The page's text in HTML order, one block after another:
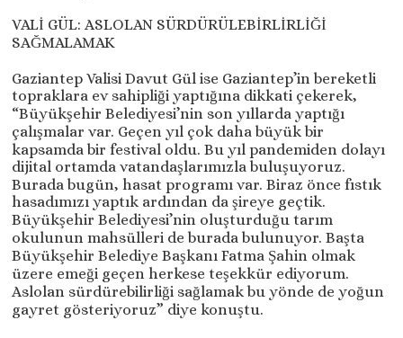
VALİ GÜL: ASLOLAN SÜRDÜRÜLEBİRLİRLİĞİ
SAĞMALAMAK
Gaziantep Valisi Davut Gül ise Gaziantep’in bereketli
topraklara ev sahipliği yaptığına dikkati çekerek,
“Büyükşehir Belediyesi’nin son yıllarda yaptığı
çalışmalar var. Geçen yıl çok daha büyük bir
kapsamda bir festival oldu. Bu yıl pandemiden dolayı
dijital ortamda vatandaşlarımızla buluşuyoruz.
Burada bugün, hasat programı var. Biraz önce fıstık
hasadımızı yaptık ardından da şireye geçtik.
Büyükşehir Belediyesi’nin oluşturduğu tarım
okulunun mahsülleri de burada bulunuyor. Başta
Büyükşehir Belediye Başkanı Fatma Şahin olmak
üzere emeği geçen herkese teşekkür ediyorum.
Aslolan sürdürebilirliği sağlamak bu yönde de yoğun
gayret gösteriyoruz” diye konuştu.